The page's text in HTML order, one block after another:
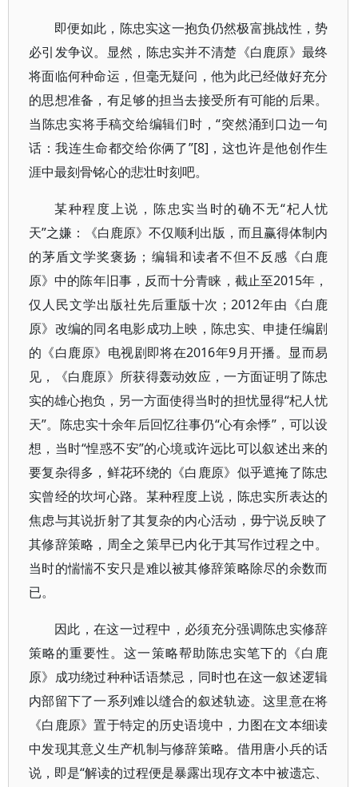
即便如此，陈忠实这一抱负仍然极富挑战性，势
必引发争议。显然，陈忠实并不清楚《白鹿原》最终
将面临何种命运，但毫无疑问，他为此已经做好充分
的思想准备，有足够的担当去接受所有可能的后果。
当陈忠实将手稿交给编辑们时，“突然涌到口边一句
话：我连生命都交给你俩了”[8]，这也许是他创作生
涯中最刻骨铭心的悲壮时刻吧。
某种程度上说，陈忠实当时的确不无“杞人忧
天”之嫌：《白鹿原》不仅顺利出版，而且赢得体制内
的茅盾文学奖褒扬；编辑和读者不但不反感《白鹿
原》中的陈年旧事，反而十分青睐，截止至2015年，
仅人民文学出版社先后重版十次；2012年由《白鹿
原》改编的同名电影成功上映，陈忠实、申捷任编剧
的《白鹿原》电视剧即将在2016年9月开播。显而易
见，《白鹿原》所获得轰动效应，一方面证明了陈忠
实的雄心抱负，另一方面使得当时的担忧显得“杞人忧
天”。陈忠实十余年后回忆往事仍“心有余悸”，可以设
想，当时“惶惑不安”的心境或许远比可以叙述出来的
要复杂得多，鲜花环绕的《白鹿原》似乎遮掩了陈忠
实曾经的坎坷心路。某种程度上说，陈忠实所表达的
焦虑与其说折射了其复杂的内心活动，毋宁说反映了
其修辞策略，周全之策早已内化于其写作过程之中。
当时的惴惴不安只是难以被其修辞策略除尽的余数而
已。
因此，在这一过程中，必须充分强调陈忠实修辞
策略的重要性。这一策略帮助陈忠实笔下的《白鹿
原》成功绕过种种话语禁忌，同时也在这一叙述逻辑
内部留下了一系列难以缝合的叙述轨迹。这里意在将
《白鹿原》置于特定的历史语境中，力图在文本细读
中发现其意义生产机制与修辞策略。借用唐小兵的话
说，即是“解读的过程便是暴露出现存文本中被遗忘、